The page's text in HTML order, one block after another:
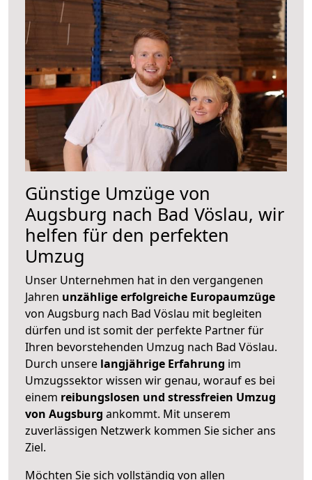
Günstige Umzüge von
Augsburg nach Bad Vöslau, wir
helfen für den perfekten
Umzug
Unser Unternehmen hat in den vergangenen
Jahren unzählige erfolgreiche Europaumzüge
von Augsburg nach Bad Vöslau mit begleiten
dürfen und ist somit der perfekte Partner für
Ihren bevorstehenden Umzug nach Bad Vöslau.
Durch unsere langjährige Erfahrung im
Umzugssektor wissen wir genau, worauf es bei
einem reibungslosen und stressfreien Umzug
von Augsburg ankommt. Mit unserem
zuverlässigen Netzwerk kommen Sie sicher ans
Ziel.
Möchten Sie sich vollständig von allen